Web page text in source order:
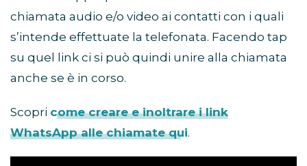
chiamata audio e/o video ai contatti con i quali
s’intende effettuate la telefonata. Facendo tap
su quel link ci si può quindi unire alla chiamata
anche se è in corso.
Scopri come creare e inoltrare i link
WhatsApp alle chiamate qui.